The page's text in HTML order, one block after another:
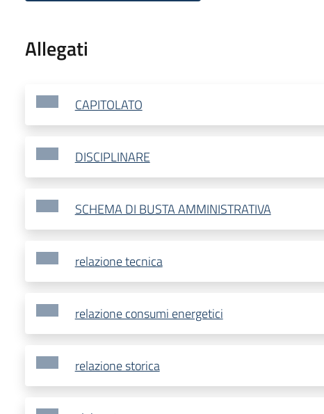
Allegati
CAPITOLATO
DISCIPLINARE
SCHEMA DI BUSTA AMMINISTRATIVA
relazione tecnica
relazione consumi energetici
relazione storica